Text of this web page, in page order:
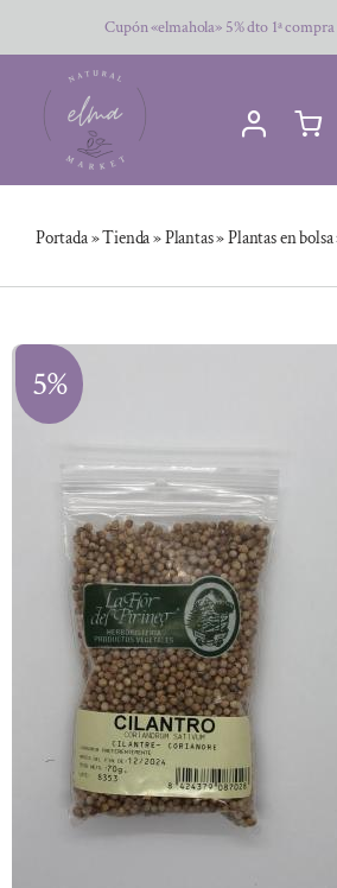
al
contenido
Cupón «elmahola» 5% dto 1ª
Portada»Tienda»Plantas»Plantas en bolsa
5%